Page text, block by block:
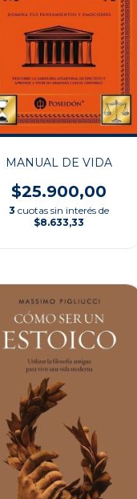
MANUAL DE VIDA
$25.900,00
3 cuotas sin interés de
$8.633,33